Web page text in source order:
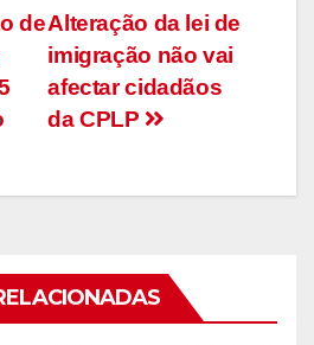
Alteração da lei de
imigração não vai
afectar cidadãos
da CPLP
de